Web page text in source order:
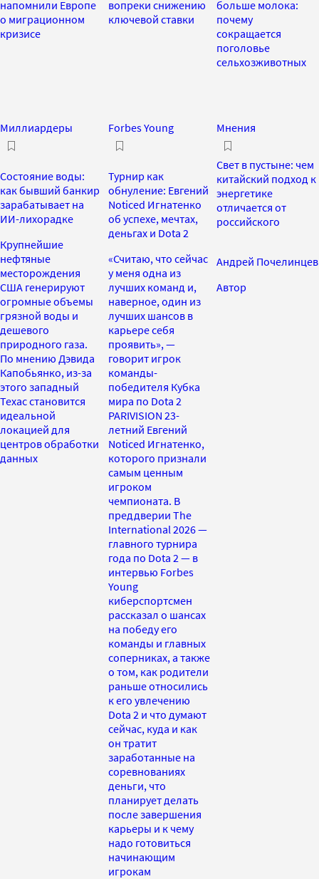
напомнили Европе
о миграционном
кризисе
вопреки снижению
ключевой ставки
больше молока:
почему
сокращается
поголовье
сельхозживотных
Миллиардеры
Состояние воды:
как бывший банкир
зарабатывает на
ИИ-лихорадке
Крупнейшие
нефтяные
месторождения
США генерируют
огромные объемы
грязной воды и
дешевого
природного газа.
По мнению Дэвида
Капобьянко, из-за
этого западный
Техас становится
идеальной
локацией для
центров обработки
данных
Forbes Young
Турнир как
обнуление: Евгений
Noticed Игнатенко
об успехе, мечтах,
деньгах и Dota 2
«Считаю, что сейчас
у меня одна из
лучших команд и,
наверное, один из
лучших шансов в
карьере себя
проявить», —
говорит игрок
команды-
победителя Кубка
мира по Dota 2
PARIVISION 23-
летний Евгений
Noticed Игнатенко,
которого признали
самым ценным
игроком
чемпионата. В
преддверии The
International 2026 —
главного турнира
года по Dota 2 — в
интервью Forbes
Young
киберспортсмен
рассказал о шансах
на победу его
команды и главных
соперниках, а также
о том, как родители
раньше относились
к его увлечению
Dota 2 и что думают
сейчас, куда и как
он тратит
заработанные на
соревнованиях
деньги, что
планирует делать
после завершения
карьеры и к чему
надо готовиться
начинающим
игрокам
Мнения
Свет в пустыне: чем
китайский подход к
энергетике
отличается от
российского
Андрей Почелинцев
Автор